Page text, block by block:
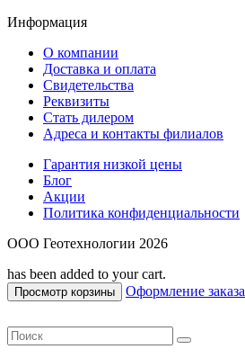
Информация
О компании
Доставка и оплата
Свидетельства
Реквизиты
Стать дилером
Адреса и контакты филиалов
Гарантия низкой цены
Блог
Акции
Политика конфиденциальности
ООО Геотехнологии 2026
has been added to your cart.
Просмотр корзины Оформление заказа